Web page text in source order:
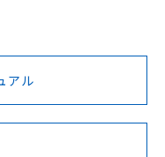
前に、以下を必ずお読
BV型式承認
（フランス
KR型式
（韓国
アル